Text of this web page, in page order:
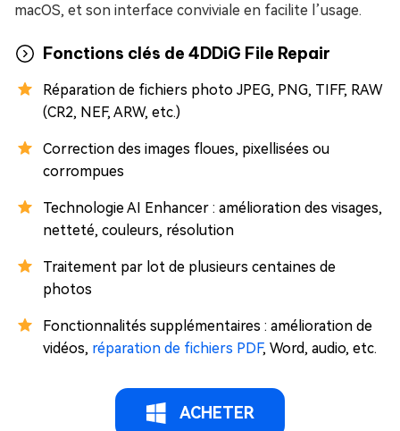
macOS, et son interface conviviale en facilite l’usage.
Fonctions clés de 4DDiG File Repair
Réparation de fichiers photo JPEG, PNG, TIFF, RAW
(CR2, NEF, ARW, etc.)
Correction des images floues, pixellisées ou
corrompues
Technologie AI Enhancer : amélioration des visages,
netteté, couleurs, résolution
Traitement par lot de plusieurs centaines de
photos
Fonctionnalités supplémentaires : amélioration de
vidéos, réparation de fichiers PDF, Word, audio, etc.
ACHETER